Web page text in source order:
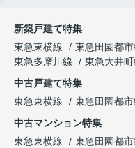
新築戸建て特集
東急東横線
東急田園都市
東急多摩川線
東急大井町
中古戸建て特集
東急東横線
東急田園都市
中古マンション特集
東急東横線
東急田園都市